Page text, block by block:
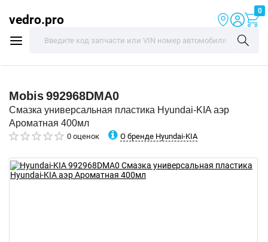
vedro.pro
0
Mobis992968DMA0
Смазка универсальная пластика Hyundai-KIA аэр
Ароматная 400мл
0 оценок О бренде Hyundai-KIA